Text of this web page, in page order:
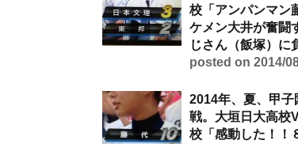
校「アンパンマン
ケメン大井が奮闘
じさん（飯塚）に
posted on 2014/
2014年、夏、甲子
戦。大垣日大高校
校「感動した！！